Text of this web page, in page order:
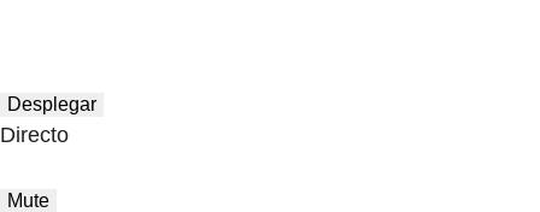
Desplegar
Directo
Mute